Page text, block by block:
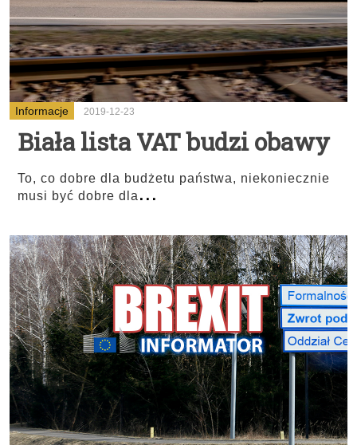
Informacje 2019-12-23
Biała lista VAT budzi obawy
To, co dobre dla budżetu państwa, niekoniecznie
musi być dobre dla...